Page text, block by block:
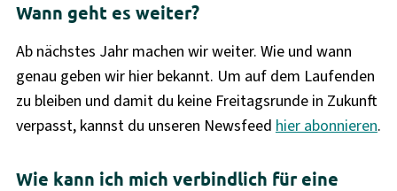
Wann geht es weiter?
Ab nächstes Jahr machen wir weiter. Wie und wann
genau geben wir hier bekannt. Um auf dem Laufenden
zu bleiben und damit du keine Freitagsrunde in Zukunft
verpasst, kannst du unseren Newsfeed hier abonnieren.
Wie kann ich mich verbindlich für eine